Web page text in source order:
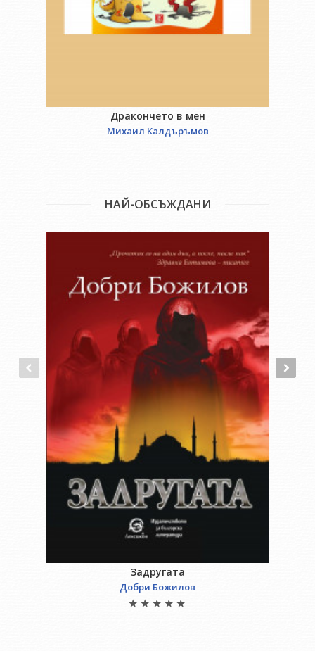
Дракончето в мен
Михаил Калдъръмов
НАЙ-ОБСЪЖДАНИ
Задругата
Добри Божилов